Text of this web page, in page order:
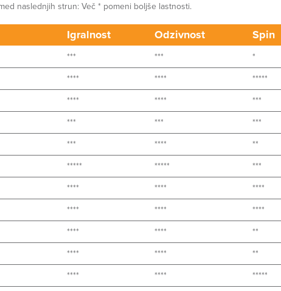
naslednjih strun: Več * pomeni boljše lastnosti.
Igralnost Odzivnost Spin
*** *** *
**** **** *****
**** **** ***
*** *** ***
*** **** **
***** ***** ***
**** **** ****
**** **** ****
**** **** **
**** **** **
**** **** *****